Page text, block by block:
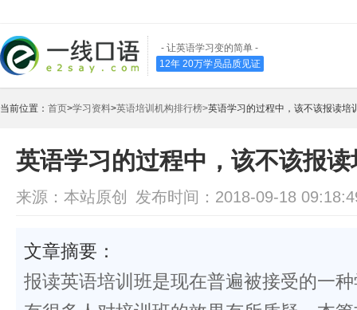
- 让英语学习变的简单 -
12年 20万学员品质见证
当前位置： 首页>学习资料>英语培训机构排行榜>英语学习的过程中，该不该报读培
英语学习的过程中，该不该报
来源：本站原创 发布时间：2018-09-18
文章摘要：
报读英语培训班是现在普遍被接受的一